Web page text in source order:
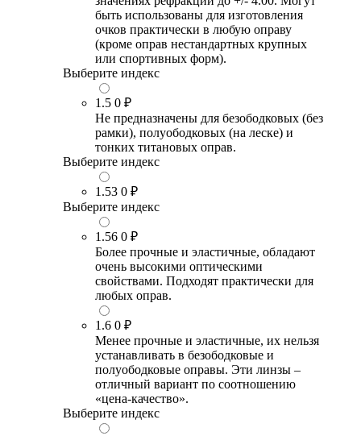
быть использованы для изготовления
очков практически в любую оправу
(кроме оправ нестандартных крупных
или спортивных форм).
Выберите индекс
1.5 0 ₽
Не предназначены для безободковых (без
рамки), полуободковых (на леске) и
тонких титановых оправ.
Выберите индекс
1.53 0 ₽
Выберите индекс
1.56 0 ₽
Более прочные и эластичные, обладают
очень высокими оптическими
свойствами. Подходят практически для
любых оправ.
1.6 0 ₽
Менее прочные и эластичные, их нельзя
устанавливать в безободковые и
полуободковые оправы. Эти линзы –
отличный вариант по соотношению
«цена-качество».
Выберите индекс